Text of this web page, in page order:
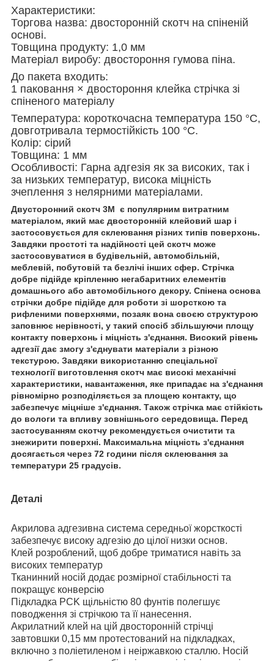
Характеристики:
Торгова назва: двосторонній скотч на спіненій
основі.
Товщина продукту: 1,0 мм
Матеріал виробу: двостороння гумова піна.
До пакета входить:
1 паковання × двостороння клейка стрічка зі
спіненого матеріалу
Температура: короткочасна температура 150 °C,
довготривала термостійкість 100 °C.
Колір: сірий
Товщина: 1 мм
Особливості: Гарна адгезія як за високих, так і
за низьких температур, висока міцність
зчеплення з нелярними матеріалами.
Двусторонний скотч 3М є популярним витратним
матеріалом, який має двосторонній клейовий шар і
застосовується для склеювання різних типів поверхонь.
Завдяки простоті та надійності цей скотч може
застосовуватися в будівельній, автомобільній,
меблевій, побутовій та безлічі інших сфер. Стрічка
добре підійде кріпленню негабаритних елементів
домашнього або автомобільного декору. Спінена основа
стрічки добре підійде для роботи зі шорсткою та
рифленими поверхнями, позаяк вона своєю структурою
заповнює нерівності, у такий спосіб збільшуючи площу
контакту поверхонь і міцність з'єднання. Високий рівень
адгезії дає змогу з'єднувати матеріали з різною
текстурою. Завдяки використанню спеціальної
технології виготовлення скотч має високі механічні
характеристики, навантаження, яке припадає на з'єднання
рівномірно розподіляється за площею контакту, що
забезпечує міцніше з'єднання. Також стрічка має стійкість
до вологи та впливу зовнішнього середовища. Перед
застосуванням скотчу рекомендується очистити та
знежирити поверхні. Максимальна міцність з'єднання
досягається через 72 години після склеювання за
температури 25 градусів.
Деталі
Акрилова адгезивна система середньої жорсткості
забезпечує високу адгезію до цілої низки основ.
Клей розроблений, щоб добре триматися навіть за
високих температур
Тканинний носій додає розмірної стабільності та
покращує конверсію
Підкладка PCK щільністю 80 фунтів полегшує
поводження зі стрічкою та її нанесення.
Акрилатний клей на цій двосторонній стрічці
завтовшки 0,15 мм протестований на підкладках,
включно з поліетиленом і неіржавкою сталлю. Носій